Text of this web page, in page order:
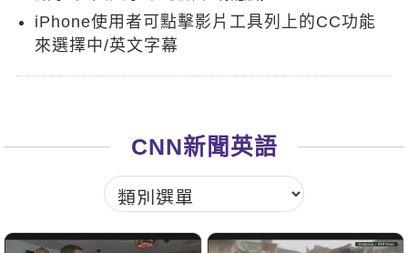
新聞英文
iPhone使用者可點擊影片工具列上的CC功能
來選擇中/英文字幕
CNN新聞英語